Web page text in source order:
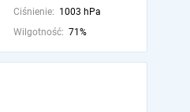
Ciśnienie: 1003 hPa
Wilgotność: 71%